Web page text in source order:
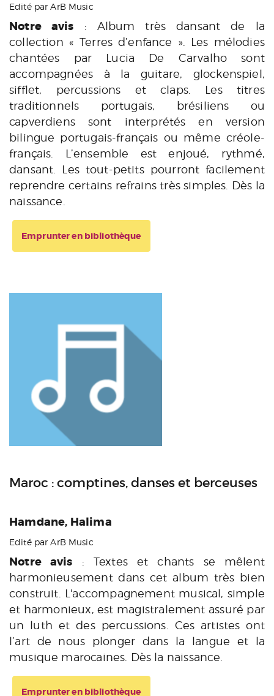
Edité par ArB Music
Notre avis : Album très dansant de la
collection « Terres d’enfance ». Les mélodies
chantées par Lucia De Carvalho sont
accompagnées à la guitare, glockenspiel,
sifflet, percussions et claps. Les titres
traditionnels portugais, brésiliens ou
capverdiens sont interprétés en version
bilingue portugais-français ou même créole-
français. L’ensemble est enjoué, rythmé,
dansant. Les tout-petits pourront facilement
reprendre certains refrains très simples. Dès la
naissance.
Emprunter en bibliothèque
Maroc : comptines, danses et berceuses
Hamdane, Halima
Edité par ArB Music
Notre avis : Textes et chants se mêlent
harmonieusement dans cet album très bien
construit. L'accompagnement musical, simple
et harmonieux, est magistralement assuré par
un luth et des percussions. Ces artistes ont
l’art de nous plonger dans la langue et la
musique marocaines. Dès la naissance.
Emprunter en bibliothèque